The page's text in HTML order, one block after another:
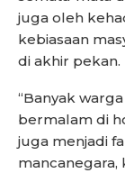
juga oleh
kebiasaan
di akhir pekan.
“Banyak
bermalam di
juga menjadi
mancanegara,